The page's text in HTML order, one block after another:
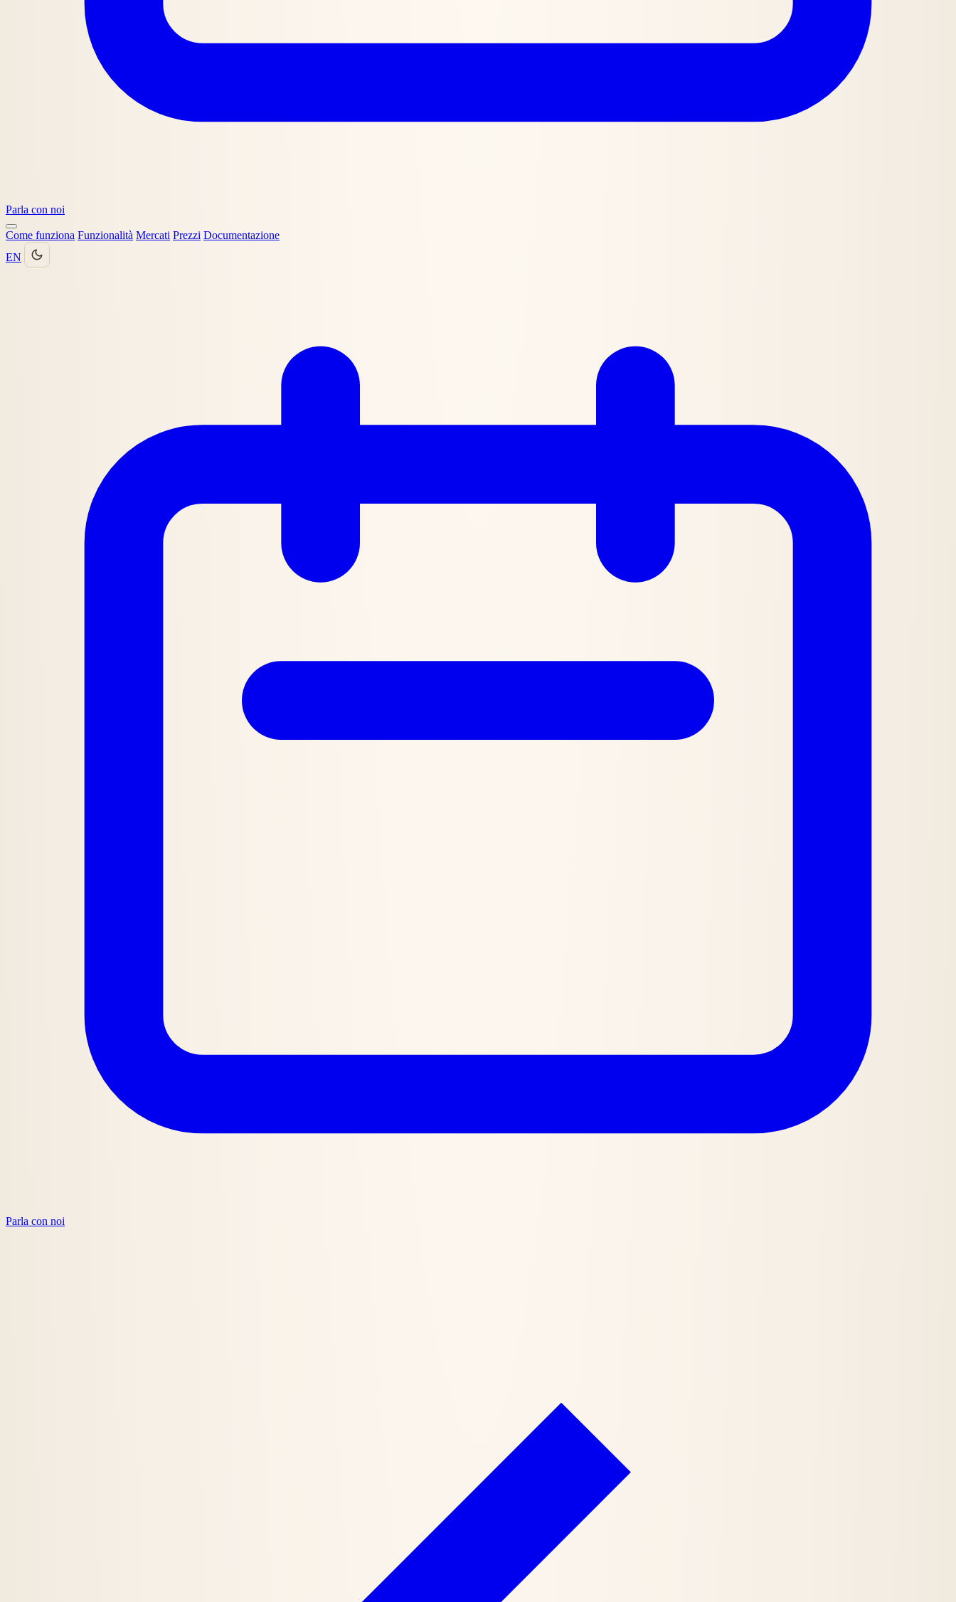
Parla con noi
Come funziona Funzionalità Mercati Prezzi Documentazione
EN
Parla con noi